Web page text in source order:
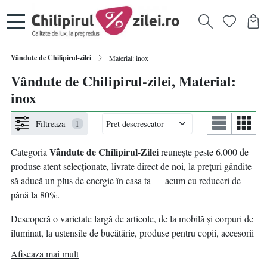
Vândute de Chilipirul-zilei Material: inox
Vândute de Chilipirul-zilei, Material:
inox
Filtreaza 1
Categoria Vândute de Chilipirul-Zileireunește peste 6.000 de
produse atent selecționate, livrate direct de noi, la prețuri gândite
să aducă un plus de energie în casa ta — acum cu reduceri de
până la 80%.
Descoperă o varietate largă de articole, de la mobilă și corpuri de
iluminat, la ustensile de bucătărie, produse pentru copii, accesorii
idei practice pentru un nou început.
Afiseaza mai mult